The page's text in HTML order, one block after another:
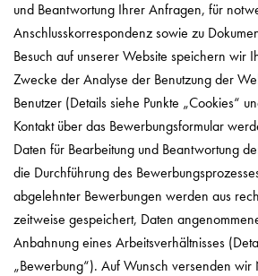
und Beantwortung Ihrer Anfragen, für
Anschlusskorrespondenz sowie zu
Besuch auf unserer Website speichern wir
Zwecke der Analyse der Benutzung der
Benutzer (Details siehe Punkte „Cookies“
Kontakt über das Bewerbungsformular
Daten für Bearbeitung und Beantwortung
die Durchführung des
abgelehnter Bewerbungen werden aus
zeitweise gespeichert, Daten
Anbahnung eines Arbeitsverhältnisses
„Bewerbung“). Auf Wunsch versenden wir